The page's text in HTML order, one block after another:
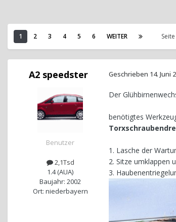
1 2 3 4 5 6 WEITER
A2 speedster
Benutzer
2,1Tsd
1.4 (AUA)
Baujahr: 2002
Ort: niederbayern
Geschrieben 14. Juni
Der
benötigtes
1. Lasche der
2. Sitze umklappen
3.